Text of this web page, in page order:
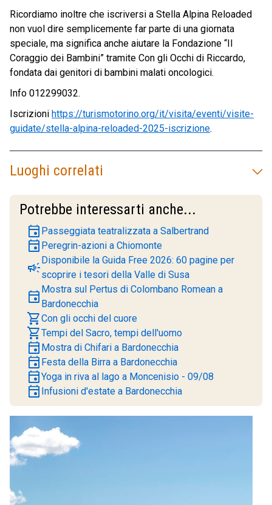
Ricordiamo inoltre che iscriversi a Stella Alpina Reloaded
non vuol dire semplicemente far parte di una giornata
speciale, ma significa anche aiutare la Fondazione “Il
Coraggio dei Bambini” tramite Con gli Occhi di Riccardo,
fondata dai genitori di bambini malati oncologici.
Info 012299032.
Iscrizioni https://turismotorino.org/it/visita/eventi/visite-
guidate/stella-alpina-reloaded-2025-iscrizione.
Luoghi correlati
Potrebbe interessarti anche...
event Passeggiata teatralizzata a Salbertrand
event Peregrin-azioni a Chiomonte
campaignDisponibile la Guida Free 2026: 60 pagine per
scoprire i tesori della Valle di Susa
event Mostra sul Pertus di Colombano Romean a
Bardonecchia
shopping_cartCon gli occhi del cuore
shopping_cartTempi del Sacro, tempi dell'uomo
event Mostra di Chifari a Bardonecchia
event Festa della Birra a Bardonecchia
eventYoga in riva al lago a Moncenisio - 09/08
event Infusioni d'estate a Bardonecchia